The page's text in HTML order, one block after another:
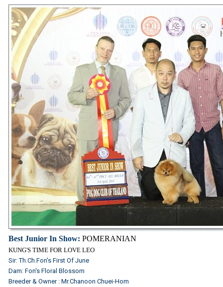
Best Junior In Show: POMERANIAN
KUNG'S TIME FOR LOVE LEO
Sir: Th.Ch.Fon's First Of June
Dam: Fon's Floral Blossom
Breeder & Owner : Mr.Chanoon Chuei-Hom